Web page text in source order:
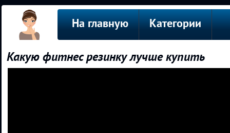
На главную Категории
Какую фитнес резинку лучше купить